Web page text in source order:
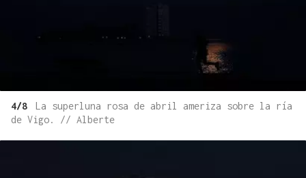
4/8
La superluna rosa de abril ameriza sobre la ría
de Vigo. // Alberte